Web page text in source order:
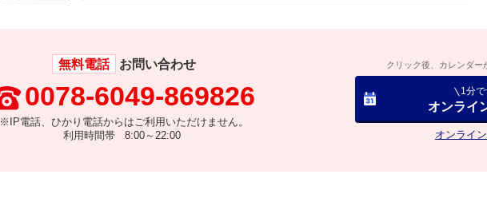
無料電話 お問い合わせ
0078-6049-869826
※IP電話、ひかり電話からはご利用いただけません。
利用時間帯 8:00～22:00
クリック後、カレンダ
1分
オンライ
オンライ